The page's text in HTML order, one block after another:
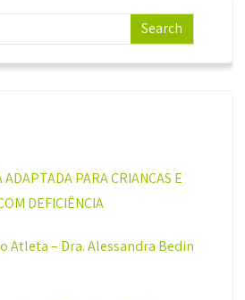
ADAPTADA PARA CRIANÇAS E
DEFICIÊNCIA
Atleta – Dra. Alessandra Bedin